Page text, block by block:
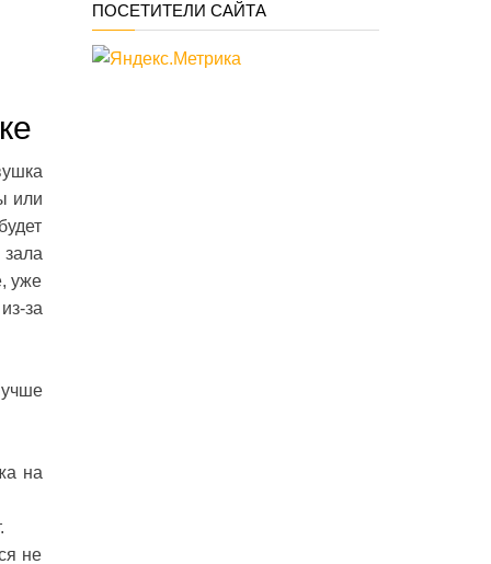
или
уже
за
на
не
ПОСЕТИТЕЛИ САЙТА